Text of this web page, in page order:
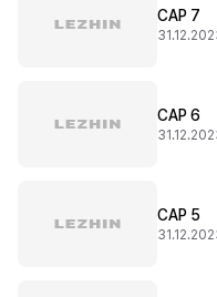
CAP 7
CAP 6
CAP 5